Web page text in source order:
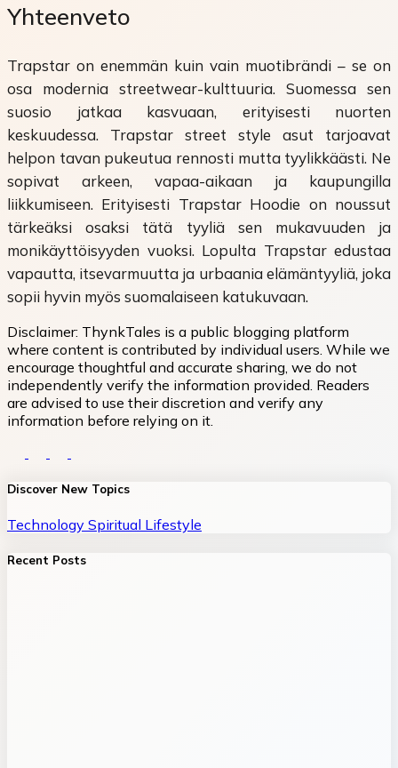
Yhteenveto
Trapstar on enemmän kuin vain muotibrändi – se on
osa modernia streetwear-kulttuuria. Suomessa sen
suosio jatkaa kasvuaan, erityisesti nuorten
keskuudessa. Trapstar street style asut tarjoavat
helpon tavan pukeutua rennosti mutta tyylikkäästi. Ne
sopivat arkeen, vapaa-aikaan ja kaupungilla
liikkumiseen. Erityisesti Trapstar Hoodie on noussut
tärkeäksi osaksi tätä tyyliä sen mukavuuden ja
monikäyttöisyyden vuoksi. Lopulta Trapstar edustaa
vapautta, itsevarmuutta ja urbaania elämäntyyliä, joka
sopii hyvin myös suomalaiseen katukuvaan.
Disclaimer: ThynkTales is a public blogging platform
where content is contributed by individual users. While we
encourage thoughtful and accurate sharing, we do not
independently verify the information provided. Readers
are advised to use their discretion and verify any
information before relying on it.
Discover New Topics
Technology Spiritual Lifestyle
Recent Posts